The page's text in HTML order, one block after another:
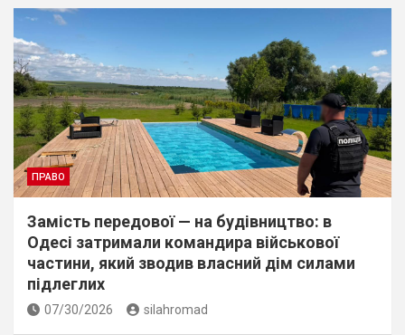
ПРАВО
Замість передової — на будівництво: в
Одесі затримали командира військової
частини, який зводив власний дім силами
підлеглих
07/30/2026 silahromad